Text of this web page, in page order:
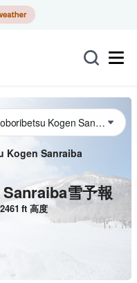
Kogen Sanraiba
雪予報
2461 ft 高度